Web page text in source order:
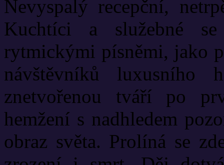
Nevyspalý recepční,
Kuchtíci a služebné
rytmickými písněmi, jako
návštěvníků luxusního
znetvořenou tváří po
hemžení s nadhledem
obraz světa. Prolíná se